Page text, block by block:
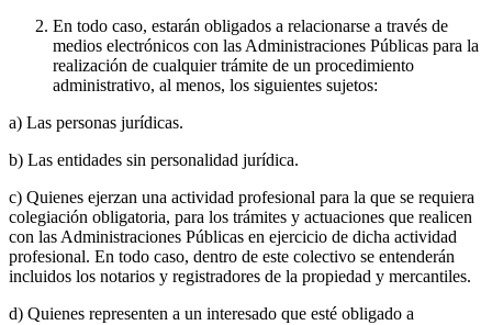
En todo caso, estarán obligados a relacionarse a través de
medios electrónicos con las Administraciones Públicas para la
realización de cualquier trámite de un procedimiento
administrativo, al menos, los siguientes sujetos:
a) Las personas jurídicas.
b) Las entidades sin personalidad jurídica.
c) Quienes ejerzan una actividad profesional para la que se requiera
colegiación obligatoria, para los trámites y actuaciones que realicen
con las Administraciones Públicas en ejercicio de dicha actividad
profesional. En todo caso, dentro de este colectivo se entenderán
incluidos los notarios y registradores de la propiedad y mercantiles.
d) Quienes representen a un interesado que esté obligado a